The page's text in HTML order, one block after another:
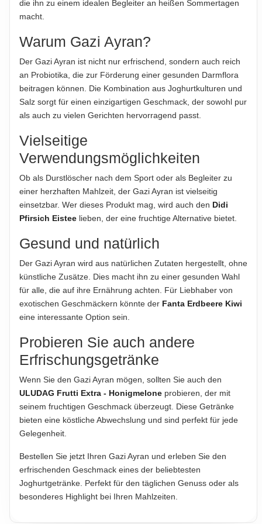
Produktverpackung; nur diese sind verbindlich.
übernommen...
1 l
NETTOFÜLLMENGE
1100g
HERSTELLER
Garmo AG, Heiner-Fleischmann-Straße 8, 74172
IMPORTEUR
Garmo AG, Heiner-Fleischmann-Straße 8, 74172
Neckarsulm, Deutschland
Hinweis zur Haftung: Für die vorstehenden Angaben wird keine Haftung
die ihn zu einem idealen Begleiter an heißen Sommertagen
macht.
Warum Gazi Ayran?
Der Gazi Ayran ist nicht nur erfrischend, sondern auch reich
an Probiotika, die zur Förderung einer gesunden Darmflora
beitragen können. Die Kombination aus Joghurtkulturen und
Salz sorgt für einen einzigartigen Geschmack, der sowohl pur
als auch zu vielen Gerichten hervorragend passt.
Vielseitige
Verwendungsmöglichkeiten
Ob als Durstlöscher nach dem Sport oder als Begleiter zu
einer herzhaften Mahlzeit, der Gazi Ayran ist vielseitig
einsetzbar. Wer dieses Produkt mag, wird auch den Didi
Pfirsich Eistee lieben, der eine fruchtige Alternative bietet.
Gesund und natürlich
Der Gazi Ayran wird aus natürlichen Zutaten hergestellt, ohne
künstliche Zusätze. Dies macht ihn zu einer gesunden Wahl
für alle, die auf ihre Ernährung achten. Für Liebhaber von
exotischen Geschmäckern könnte der Fanta Erdbeere Kiwi
eine interessante Option sein.
Probieren Sie auch andere
Erfrischungsgetränke
Wenn Sie den Gazi Ayran mögen, sollten Sie auch den
ULUDAG Frutti Extra - Honigmelone probieren, der mit
seinem fruchtigen Geschmack überzeugt. Diese Getränke
bieten eine köstliche Abwechslung und sind perfekt für jede
Gelegenheit.
Bestellen Sie jetzt Ihren Gazi Ayran und erleben Sie den
erfrischenden Geschmack eines der beliebtesten
Joghurtgetränke. Perfekt für den täglichen Genuss oder als
besonderes Highlight bei Ihren Mahlzeiten.